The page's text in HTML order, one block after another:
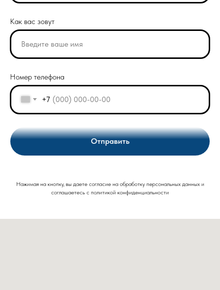
Как вас зовут
Номер телефона
+7
Отправить
Нажимая на кнопку, вы даете согласие на обработку персональных данных и
соглашаетесь c политикой конфиденциальности